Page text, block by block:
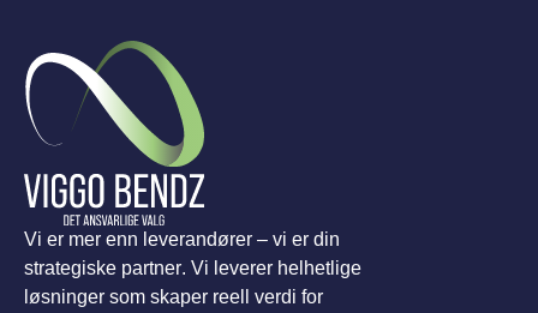
Vi er mer enn leverandører – vi er din
strategiske partner. Vi leverer helhetlige
løsninger som skaper reell verdi for